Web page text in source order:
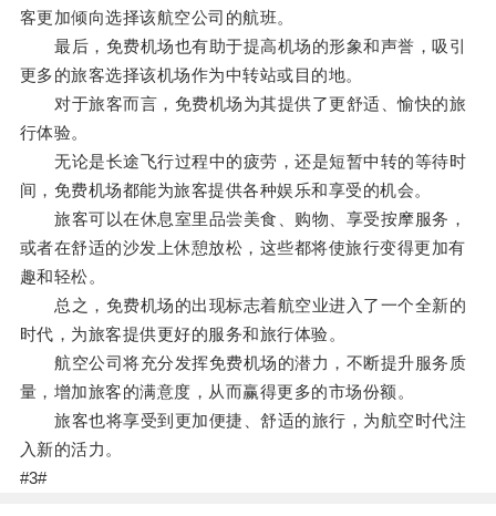
客更加倾向选择该航空公司的航班。
最后，免费机场也有助于提高机场的形象和声誉，吸引
更多的旅客选择该机场作为中转站或目的地。
对于旅客而言，免费机场为其提供了更舒适、愉快的旅
行体验。
无论是长途飞行过程中的疲劳，还是短暂中转的等待时
间，免费机场都能为旅客提供各种娱乐和享受的机会。
旅客可以在休息室里品尝美食、购物、享受按摩服务，
或者在舒适的沙发上休憩放松，这些都将使旅行变得更加有
趣和轻松。
总之，免费机场的出现标志着航空业进入了一个全新的
时代，为旅客提供更好的服务和旅行体验。
航空公司将充分发挥免费机场的潜力，不断提升服务质
量，增加旅客的满意度，从而赢得更多的市场份额。
旅客也将享受到更加便捷、舒适的旅行，为航空时代注
入新的活力。
#3#